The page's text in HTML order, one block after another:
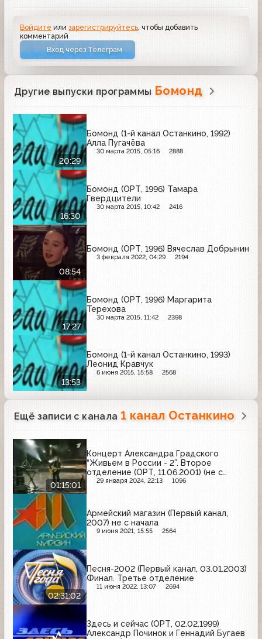
Войдите илизарегистрируйтесь , чтобы добавить
комментарий
Вход через Телеграм
Другие выпуски программы Бомонд
20:29
Бомонд (1-й канал Останкино, 1992)
Алла Пугачёва
30 марта 2015, 05:16 2888
16:30
Бомонд (ОРТ, 1996) Тамара
Гвердцители
30 марта 2015, 10:42 2416
08:54
Бомонд (ОРТ, 1996) Вячеслав Добрынин
3 февраля 2022, 04:29 2194
17:27
Бомонд (ОРТ, 1996) Маргарита
Терехова
30 марта 2015, 11:42 2398
13:53
Бомонд (1-й канал Останкино, 1993)
Леонид Кравчук
6 июня 2015, 15:58 2568
Ещё записи с канала 1 канал Останкино
01:15:01
Концерт Александра Градского
“Живьем в России - 2”. Второе
отделение (ОРТ, 11.06.2001) (не с
начала)
29 января 2024, 22:13 1096
Армейский магазин (Первый канал,
2007) не с начала
9 июня 2021, 15:55 2564
02:31:02
Песня-2002 (Первый канал, 03.01.2003)
Финал. Третье отделение
11 июня 2022, 13:07 2694
Здесь и сейчас (ОРТ, 02.02.1999)
Александр Починок и Геннадий Бугаев